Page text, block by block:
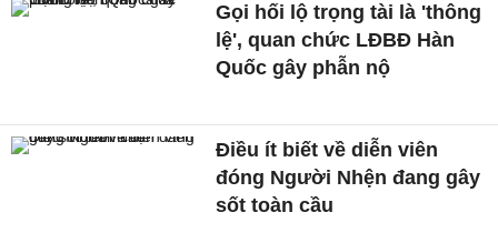
Gọi hối lộ trọng tài là 'thông
lệ', quan chức LĐBĐ Hàn
Quốc gây phẫn nộ
Điều ít biết về diễn viên
đóng Người Nhện đang gây
sốt toàn cầu